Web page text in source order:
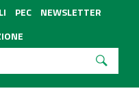
PEC
NEWSLETTER